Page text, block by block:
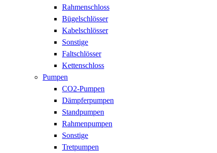
Rahmenschloss
Bügelschlösser
Kabelschlösser
Sonstige
Faltschlösser
Kettenschloss
Pumpen
CO2-Pumpen
Dämpferpumpen
Standpumpen
Rahmenpumpen
Sonstige
Tretpumpen